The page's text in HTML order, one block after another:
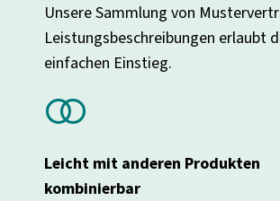
Unsere Sammlung von
Leistungsbeschreibungen erlaubt
einfachen Einstieg.
join
Leicht mit anderen Produkten
kombinierbar